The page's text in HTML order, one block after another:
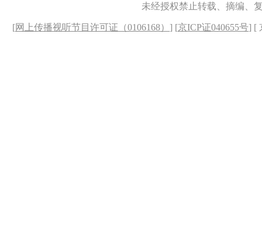
未经授权禁止转载、摘编、
[网上传播视听节目许可证（0106168） ] [京ICP证040655号] [